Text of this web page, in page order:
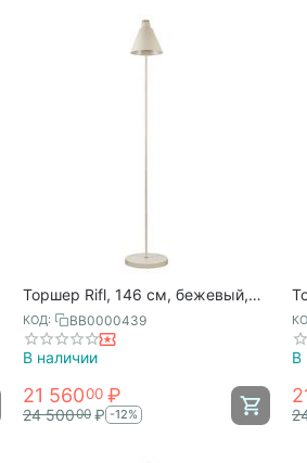
Торшер Rifl, 146 см, бежевый,
Bergenson Bjorn
КОД: BB0000439
В наличии
21 56000 ₽
24 50000 ₽ -12%
В